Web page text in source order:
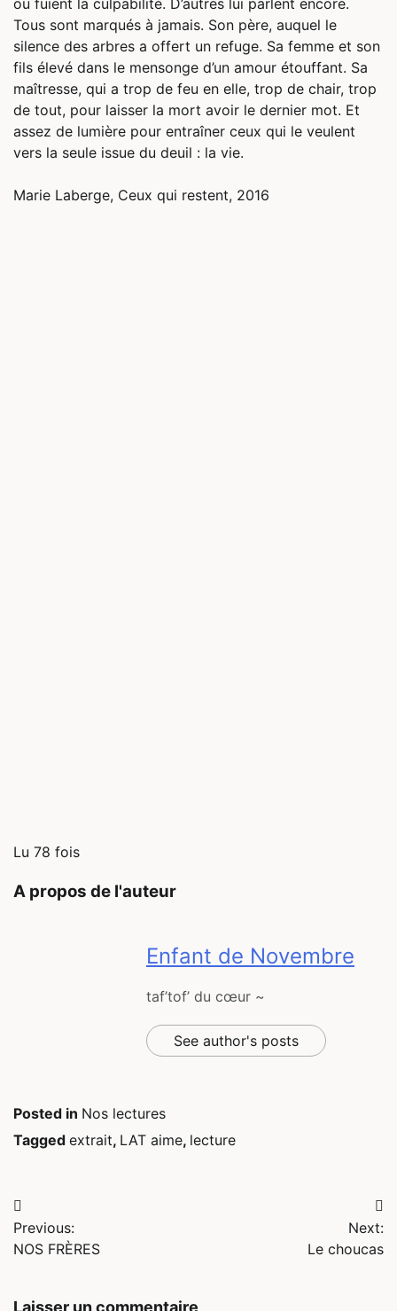
Tous sont marqués à jamais. Son père, auquel le
silence des arbres a offert un refuge. Sa femme et son
fils élevé dans le mensonge d’un amour étouffant. Sa
maîtresse, qui a trop de feu en elle, trop de chair, trop
de tout, pour laisser la mort avoir le dernier mot. Et
assez de lumière pour entraîner ceux qui le veulent
vers la seule issue du deuil : la vie.
Marie Laberge, Ceux qui restent, 2016
Lu 78 fois
A propos de l'auteur
Enfant de Novembre
taf’tof’ du cœur ~
See author's posts
Posted in Nos lectures
Tagged extrait, LAT aime, lecture
Navigation
de
Previous:
NOS FRÈRES
Next:
Le choucas
Laisser un commentaire